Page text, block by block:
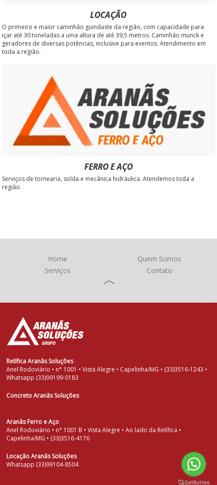
LOCAÇÃO
O primeiro e maior caminhão guindaste da região, com capacidade para
içar até 30 toneladas a uma altura de até 39,5 metros. Caminhão munck e
geradores de diversas potências, inclusive para eventos. Atendimento em
toda a região.
FERRO E AÇO
Serviços de tornearia, solda e mecânica hidráulica. Atendemos toda a
região.
Home
Quem Somos
Serviços
Contato
Retífica Aranãs Soluções
Anel Rodoviário • n° 1001 • Vista Alegre • Capelinha/MG • (33)3516-1243 •
Whatsapp (33)99199-0183
Concreto Aranãs Soluções
Aranãs Ferro e Aço
Anel Rodoviário • n° 1001 B • Vista Alegre • Ao lado da Retífica •
Capelinha/MG • (33)3516-4176
Locação Aranãs Soluções
Whatsapp (33)99104-8504